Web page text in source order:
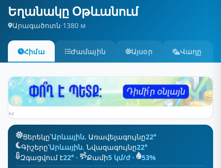
Եղանակը Օթևանում
Արագածոտն·1380 м
Հիմա Ժամային Այսօր Վաղը
Ad
Ցերեկը՝Արևային. Առավելագույնը22°
Գիշերը՝Արևային. Նվազագույնը22°
Զգացվում է22° · Քամի5 կմ/ժ· 53%